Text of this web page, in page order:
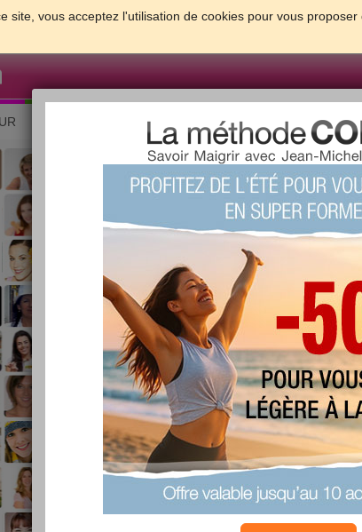
site, vous acceptez l'utilisation de cookies pour vous
FORME & SANTE PSYCHO & TESTS
Les meilleures solutions pour maigrir et
PLUS
EFFICACE
PLUS
SANTÉ